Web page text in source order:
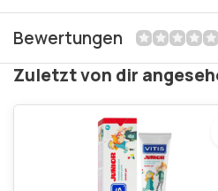
Bewertungen
Zuletzt von dir